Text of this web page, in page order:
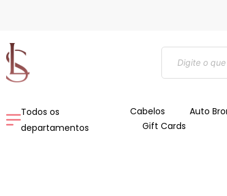
conteúdo
Pesquisar
produtos
Todos os
departamentos
Cabelos Auto
Gift Cards